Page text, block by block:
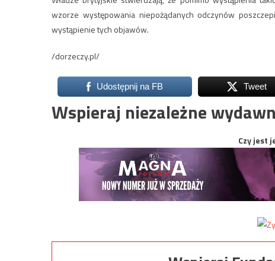
wzorze występowania niepożądanych odczynów
wystąpienie tych objawów.
/dorzeczy.pl/
Udostępnij na FB Tweet
Wspieraj niezależne
Czy jest